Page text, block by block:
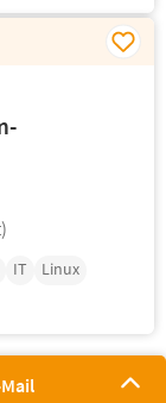
IT
Linux